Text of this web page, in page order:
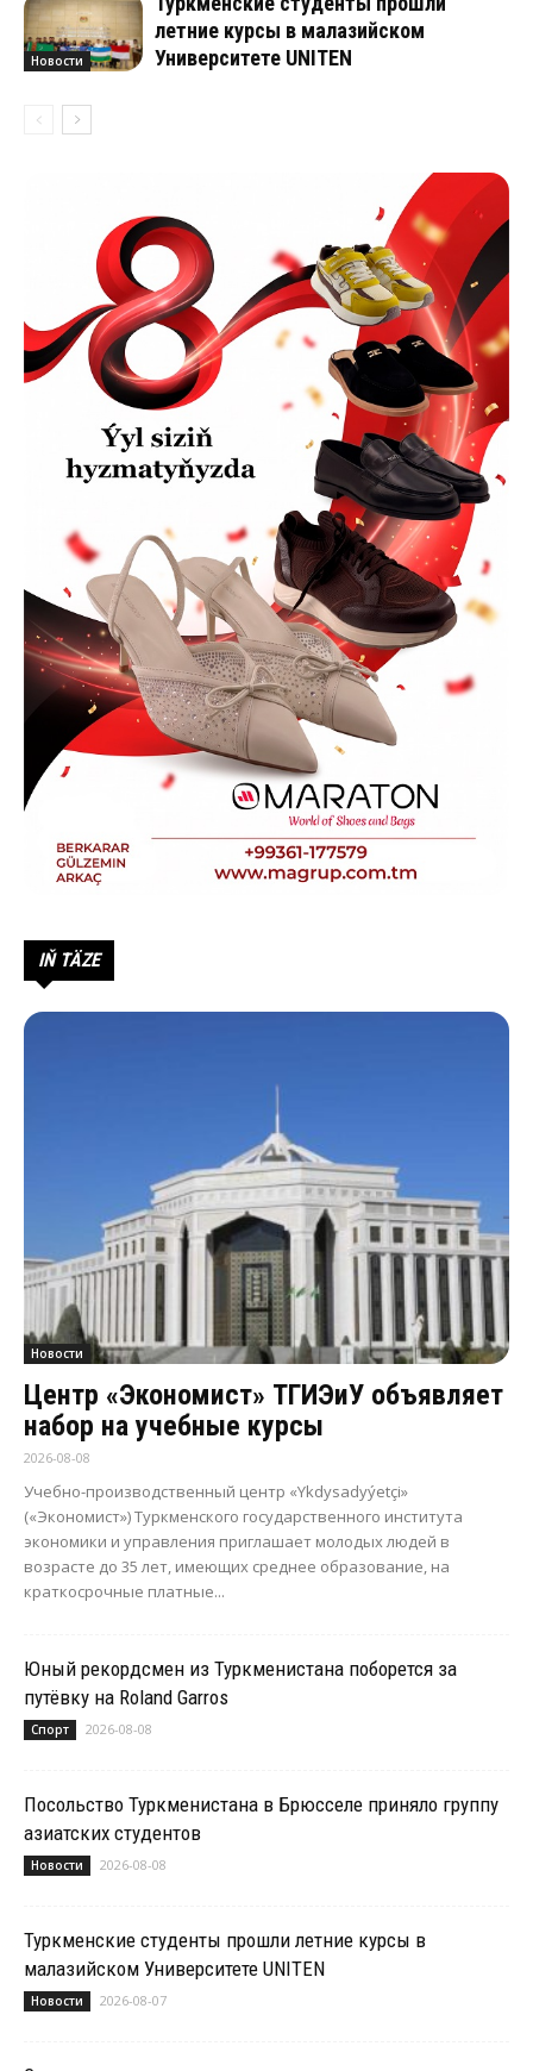
Новости
летние курсы в малазийском
Университете UNITEN
IŇ TÄZE
Новости
Центр «Экономист» ТГИЭиУ объявляет
набор на учебные курсы
2026-08-08
Учебно-производственный центр «Ykdysadyýetçi»
(«Экономист») Туркменского государственного института
экономики и управления приглашает молодых людей в
возрасте до 35 лет, имеющих среднее образование, на
краткосрочные платные...
Юный рекордсмен из Туркменистана поборется за
путёвку на Roland Garros
Спорт 2026-08-08
Посольство Туркменистана в Брюсселе приняло группу
азиатских студентов
Новости 2026-08-08
Туркменские студенты прошли летние курсы в
малазийском Университете UNITEN
Новости 2026-08-07